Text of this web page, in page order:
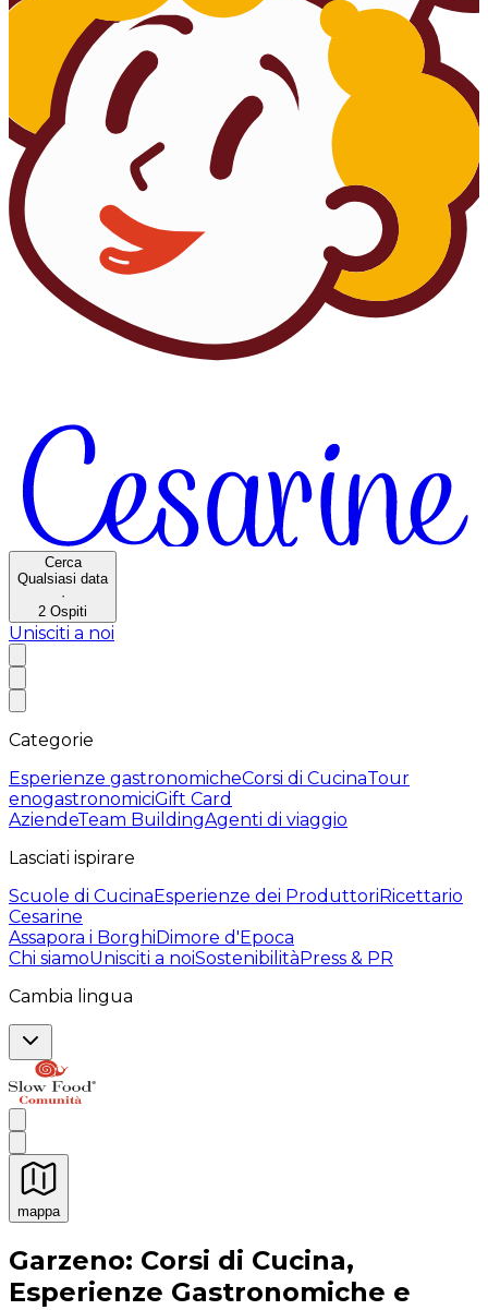
Cerca
Qualsiasi data
·
2 Ospiti
Unisciti a noi
Categorie
Esperienze gastronomicheCorsi di CucinaTour
enogastronomiciGift Card
AziendeTeam BuildingAgenti di viaggio
Lasciati ispirare
Scuole di CucinaEsperienze dei ProduttoriRicettario
Cesarine
Assapora i BorghiDimore d'Epoca
Chi siamoUnisciti a noiSostenibilitàPress & PR
Cambia lingua
mappa
Esperienze culinarie indimenticabili: Esperienze
Garzeno: Corsi di Cucina,
Esperienze Gastronomiche e